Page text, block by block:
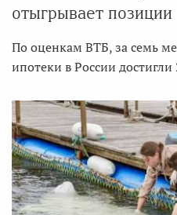
отыгрывает позиции
По оценкам ВТБ, за семь
ипотеки в России